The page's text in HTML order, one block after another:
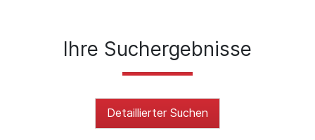
Ihre Suchergebnisse
Detaillierter Suchen